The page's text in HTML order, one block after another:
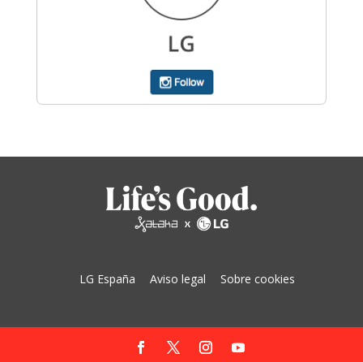
LG España Aviso legal Sobre cookies